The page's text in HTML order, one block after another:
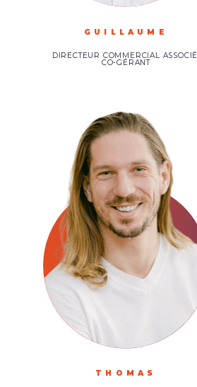
GUILLAUME
DIRECTEUR COMMERCIAL ASSOCIÉ,
CO-GÉRANT
THOMAS